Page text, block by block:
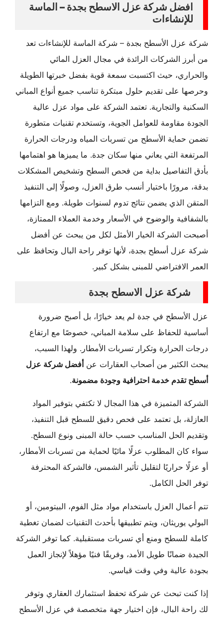
افضل شركة عزل الاسطح بجدة – الماسة
للإنشاءات
شركة عزل الأسطح بجدة – شركة الماسة للإنشاءات تعد
من أبرز الشركات الرائدة في مجال العزل المائي
والحراري، حيث اكتسبت سمعة قوية بفضل خبرتها الطويلة
وحرصها على تقديم حلول مبتكرة تناسب جميع أنواع المباني
السكنية والتجارية. تعتمد الشركة على مواد عزل عالية
الجودة مقاومة للعوامل الجوية، وتستخدم تقنيات متطورة
تضمن حماية الأسطح من تسربات المياه ودرجات الحرارة
المرتفعة التي يعاني منها سكان جدة. ما يميزها هو اهتمامها
بأدق التفاصيل بداية من فحص السطح وتشخيص المشكلات
بدقة، مرورًا باختيار أنسب طرق العزل، وصولًا إلى التنفيذ
المتقن الذي يضمن نتائج تدوم لسنوات طويلة. ومع التزامها
بالشفافية والوضوح في الأسعار وخدمة العملاء الممتازة،
أصبحت الشركة الخيار الأمثل لكل من يبحث عن أفضل
شركة عزل أسطح بجدة، لأنها توفر راحة البال وتحافظ على
العمر الافتراضي للمبنى بشكل كبير.
شركة عزل الاسطح بجدة
عزل الأسطح في جدة لم يعد خيارًا، بل أصبح ضرورة
أساسية للحفاظ على سلامة المباني، خصوصًا مع ارتفاع
درجات الحرارة وتكرار تسربات الأمطار. ولهذا السبب،
يبحث الكثير من أصحاب العقارات عنأفضل شركة عزل
أسطح تقدم خدمة احترافية وجودة مضمونة.
الشركة المتميزة في هذا المجال لا تكتفي بتوفير المواد
العازلة، بل تعتمد على فحص دقيق للسطح قبل التنفيذ،
وتقديم الحل المناسب حسب حالة المبنى ونوع السطح.
سواء كان المطلوب عزلًا مائيًا لحماية من تسربات الأمطار،
أو عزلًا حراريًا لتقليل تأثير الشمس، فالشركة المحترفة
توفر الحل الكامل.
تتم أعمال العزل باستخدام مواد مثل الفوم، البيتومين، أو
البولي يوريثان، ويتم تطبيقها بأحدث التقنيات لضمان تغطية
كاملة للسطح ومنع أي تسربات مستقبلية. كما توفر الشركة
الجيدة ضمانًا طويل الأمد، وفريقًا فنيًا مؤهلاً لإنجاز العمل
بجودة عالية وفي وقت قياسي.
إذا كنت تبحث عن شركة تحفظ استثمارك العقاري وتوفر
لك راحة البال، فإن اختيار جهة متخصصة في عزل الأسطح